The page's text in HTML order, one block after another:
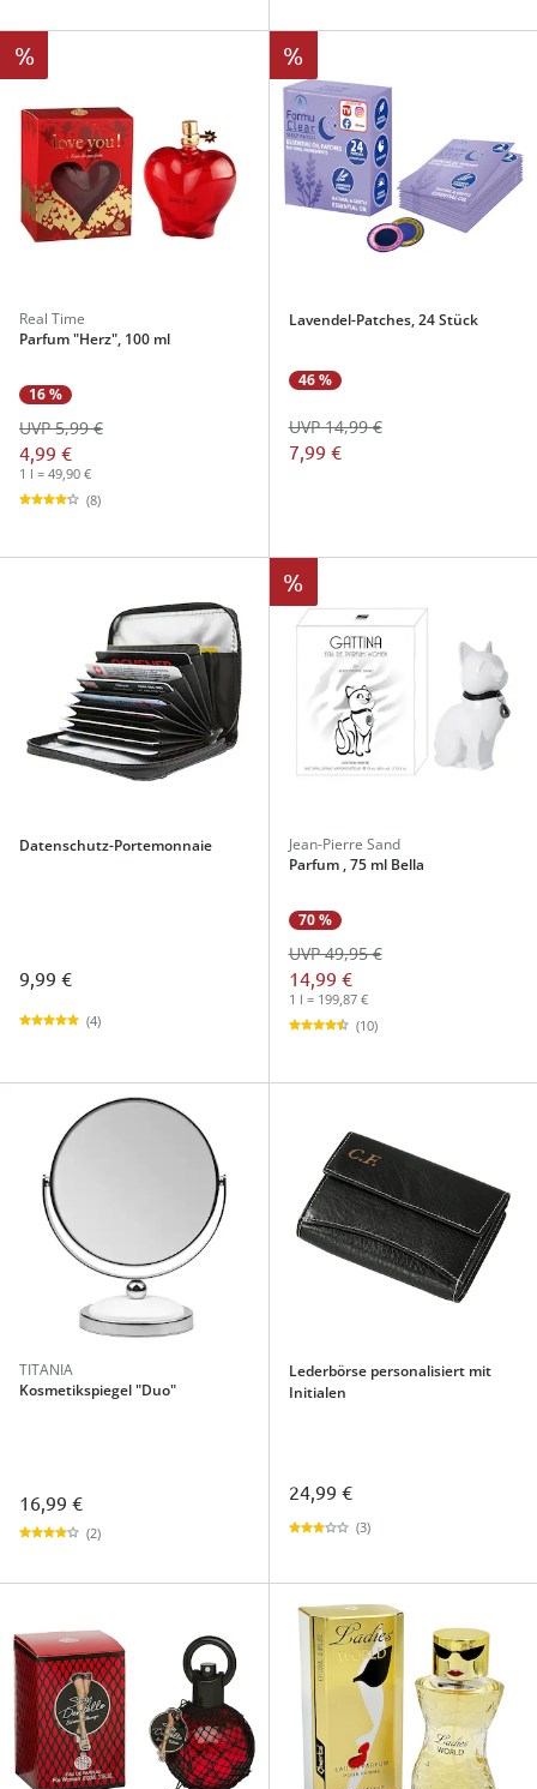
%
Real Time
Parfum "Herz", 100 ml
16 %
4,99 €
UVP 5,99 €
1 l = 49,90 €
(8)
%
Lavendel-Patches, 24 Stück
46 %
7,99 €
UVP 14,99 €
Datenschutz-Portemonnaie
9,99 €
(4)
%
Jean-Pierre Sand
Parfum , 75 ml Bella
70 %
14,99 €
UVP 49,95 €
1 l = 199,87 €
(10)
TITANIA
Kosmetikspiegel "Duo"
16,99 €
(2)
Lederbörse personalisiert mit
Initialen
24,99 €
(3)